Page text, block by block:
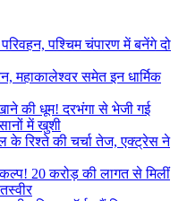
पश्चिम चंपारण में बनेंगे दो
महाकालेश्वर समेत इन धार्मिक
की धूम! दरभंगा से भेजी गई
में खुशी
के रिश्ते की चर्चा तेज, एक्ट्रेस ने
20 करोड़ की लागत से मिलीं